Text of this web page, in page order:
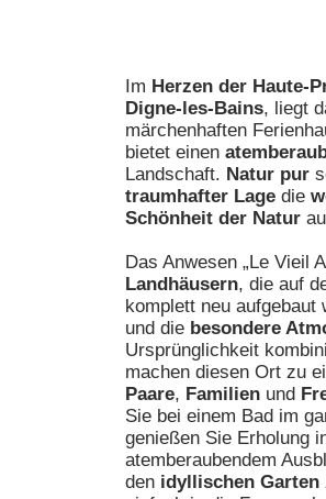
Im Herzen der Haute-
Digne-les-Bains, liegt
märchenhaften
bietet einen
Landschaft. Natur pur
traumhafter Lage die
Schönheit der Natur
Das Anwesen „Le Vieil
Landhäusern, die auf
komplett neu
und die besondere
Ursprünglichkeit
machen diesen Ort zu
Paare, Familien und
Sie bei einem Bad im
genießen Sie Erholung
atemberaubendem
den idyllischen Garten